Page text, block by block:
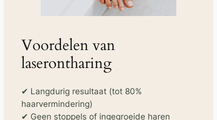
Voordelen van
laserontharing
✔ Langdurig resultaat (tot 80%
haarvermindering)
✔ Geen stoppels of ingegroeide haren